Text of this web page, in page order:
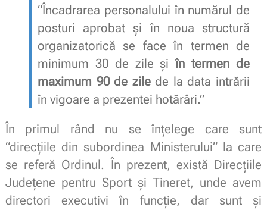
“Încadrarea personalului în numărul de
posturi aprobat şi în noua structură
organizatorică se face în termen de
minimum 30 de zile șiîn termen de
maximum 90 de zilede la data intrării
în vigoare a prezentei hotărâri.”
În primul rând nu se înțelege care sunt
“direcțiile din subordinea Ministerului” la care
se referă Ordinul. În prezent, există Direcțiile
Județene pentru Sport și Tineret, unde avem
directori executivi în funcție, dar sunt și